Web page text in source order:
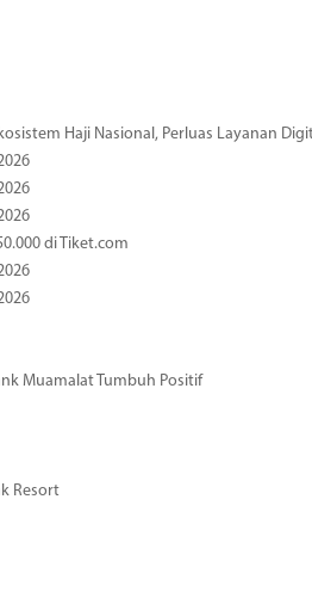
Haji Nasional, Perluas Layanan
di Tiket.com
Muamalat Tumbuh Positif
Resort